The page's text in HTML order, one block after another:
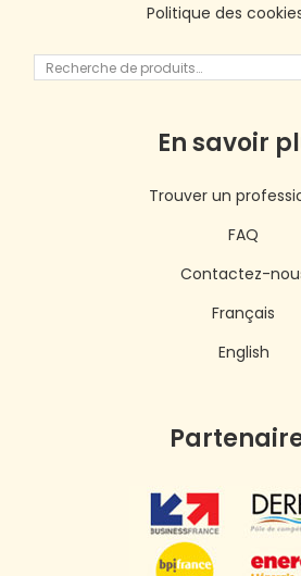
Politique des
En savoir
Trouver un
FAQ
Contactez-
Français
English